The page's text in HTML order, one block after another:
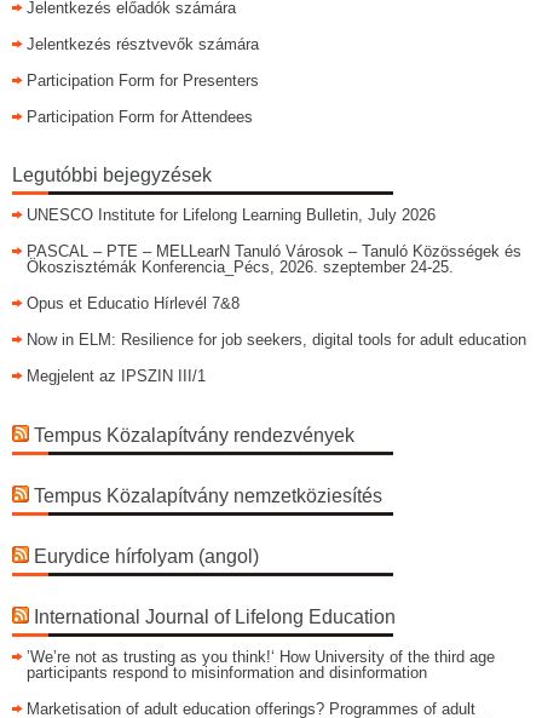
Jelentkezés előadók számára
Jelentkezés résztvevők számára
Participation Form for Presenters
Participation Form for Attendees
Legutóbbi bejegyzések
UNESCO Institute for Lifelong Learning Bulletin, July 2026
PASCAL – PTE – MELLearN Tanuló Városok – Tanuló Közösségek és
Ökoszisztémák Konferencia_Pécs, 2026. szeptember 24-25.
Opus et Educatio Hírlevél 7&8
Now in ELM: Resilience for job seekers, digital tools for adult education
Megjelent az IPSZIN III/1
Tempus Közalapítvány rendezvények
Tempus Közalapítvány nemzetköziesítés
Eurydice hírfolyam (angol)
International Journal of Lifelong Education
’We’re not as trusting as you think!‘ How University of the third age
participants respond to misinformation and disinformation
Marketisation of adult education offerings? Programmes of adult